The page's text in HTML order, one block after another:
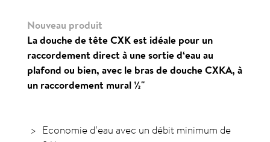
Nouveau produit
La douche de tête CXK est idéale pour un
raccordement direct à une sortie d‘eau au
plafond ou bien, avec le bras de douche CXKA, à
un raccordement mural ½"
Economie d’eau avec un débit minimum de